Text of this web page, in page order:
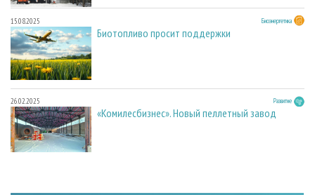
15.08.2025 Биоэнергетика
Биотопливо просит поддержки
26.02.2025 Развитие
«Комилесбизнес». Новый пеллетный завод